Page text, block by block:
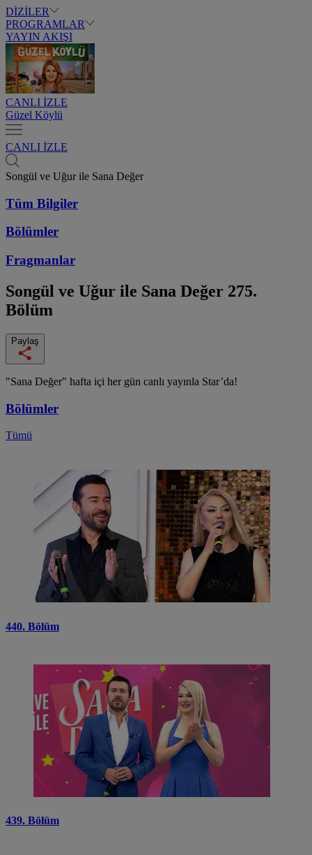
DİZİLER
PROGRAMLAR
YAYIN AKIŞI
CANLI İZLE
Güzel Köylü
CANLI İZLE
Songül ve Uğur ile Sana Değer
Tüm Bilgiler
Bölümler
Fragmanlar
Songül ve Uğur ile Sana Değer 275.
Bölüm
Paylaş
"Sana Değer" hafta içi her gün canlı yayınla Star’da!
Bölümler
Tümü
440. Bölüm
439. Bölüm